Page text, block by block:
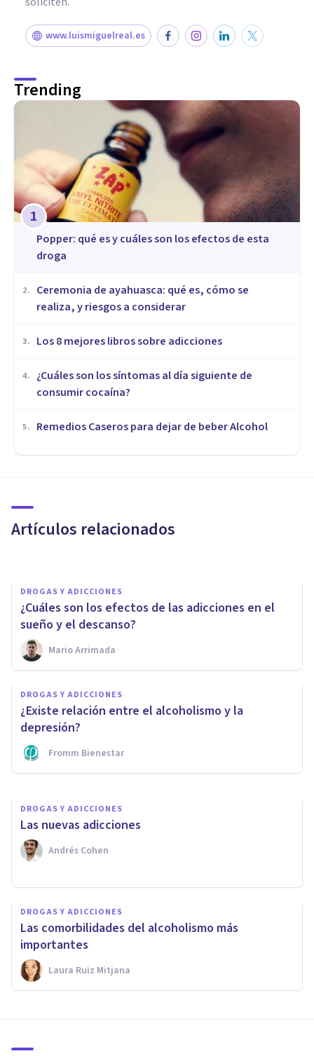
www.luismiguelreal.es
Trending
1
Popper: qué es y cuáles son los efectos de esta
droga
2.
Ceremonia de ayahuasca: qué es, cómo se
realiza, y riesgos a considerar
3. Los 8 mejores libros sobre adicciones
4.
¿Cuáles son los síntomas al día siguiente de
consumir cocaína?
5. Remedios Caseros para dejar de beber Alcohol
Artículos relacionados
Ludopatía con criptomonedas:
tratamiento
DROGAS Y ADICCIONES
¿Cuáles son los efectos de las adicciones en el
sueño y el descanso?
Mario Arrimada
DROGAS Y ADICCIONES
¿Existe relación entre el alcoholismo y la
depresión?
Fromm Bienestar
Los 10 efectos a largo plazo de
la adicción a la cocaína
Forum Terapéutico Sevilla
DROGAS Y ADICCIONES
Las nuevas adicciones
Andrés Cohen
DROGAS Y ADICCIONES
Las comorbilidades del alcoholismo más
importantes
Laura Ruiz Mitjana